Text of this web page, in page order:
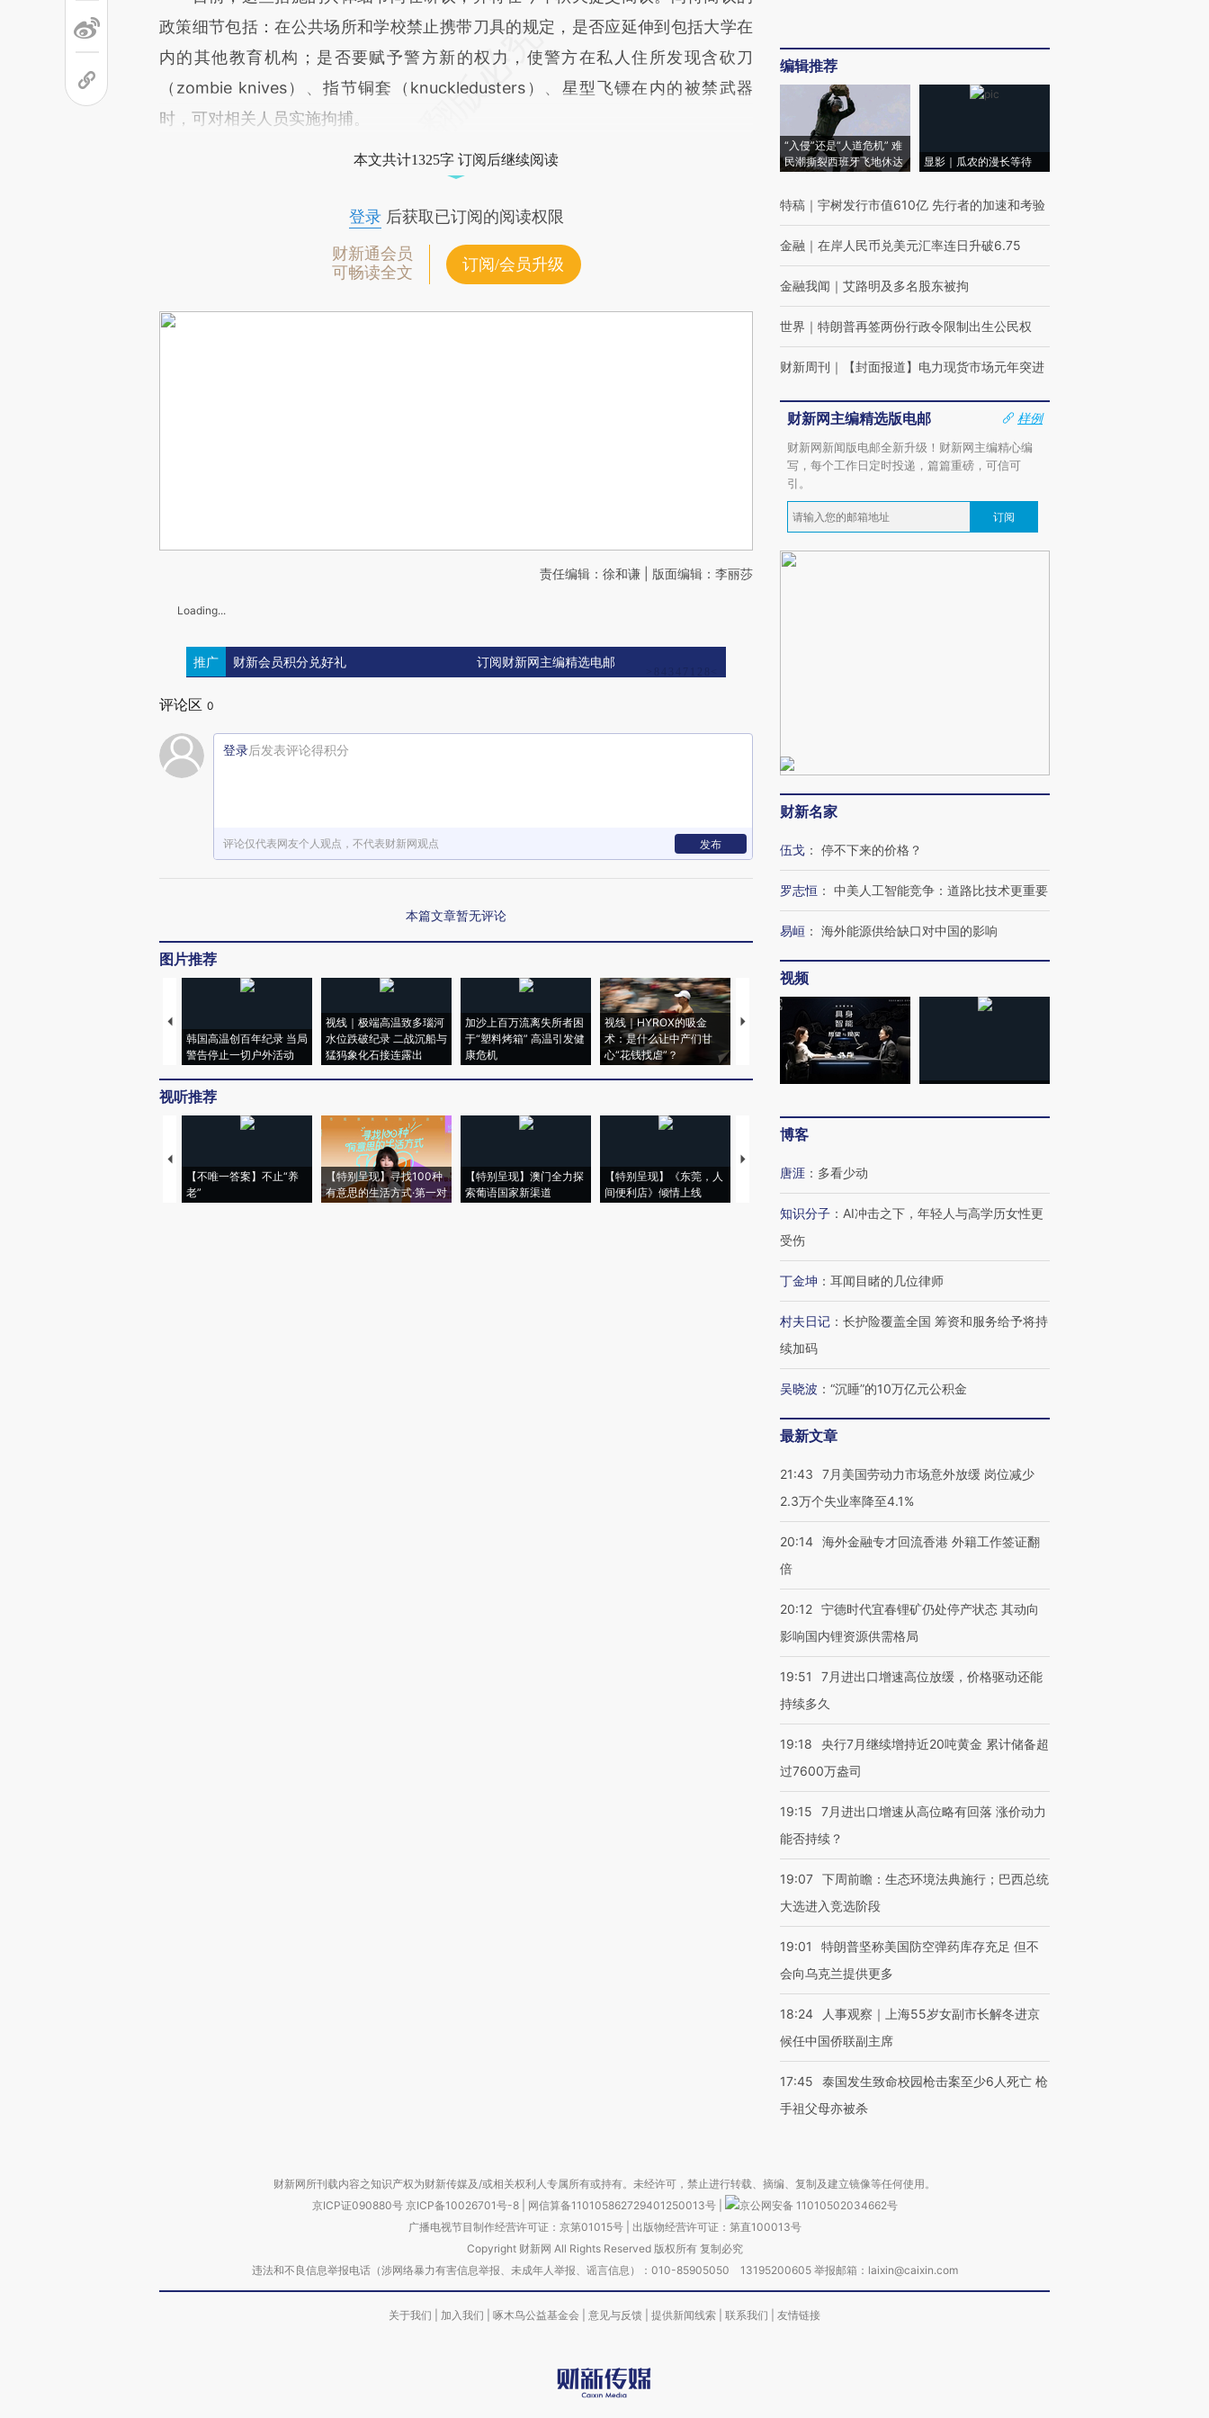
政策细节包括：在公共场所和学校禁止携带刀具的规定，是否应延伸到包括大学在
内的其他教育机构；是否要赋予警方新的权力，使警方在私人住所发现含砍刀
（zombie knives）、指节铜套（knuckledusters）、星型飞镖在内的被禁武器
时，可对相关人员实施拘捕。
本文共计1325字 订阅后继续阅读
登录后获取已订阅的阅读权限
财新通会员
可畅读全文
订阅/会员升级
责任编辑：徐和谦 | 版面编辑：李丽莎
Loading...
推广 财新会员积分兑好礼 订阅财新网主编精选电邮
评论区 0
登录后发表评论得积分
评论仅代表网友个人观点，不代表财新网观点 发布
本篇文章暂无评论
图片推荐
韩国高温创百年纪录 当局
警告停止一切户外活动
视线｜极端高温致多瑙河
水位跌破纪录 二战沉船与
猛犸象化石接连露出
加沙上百万流离失所者困
于“塑料烤箱” 高温引发健
康危机
视线｜HYROX的吸金
术：是什么让中产们甘
心“花钱找虐”？
马航飞行员跨国走私7万
粒摇头丸 尿检体内含3种
视线｜被称为“蟑螂”的印
度Z世代 用街头抗争将教
育部长拱下台
视听推荐
【不唯一答案】不止“养
老”
【特别呈现】寻找100种
有意思的生活方式·第一对
【特别呈现】澳门全力探
索葡语国家新渠道
【特别呈现】《东莞，人
间便利店》倾情上线
【推广】走进第四届链博
会，让数智科技“链”接产
有意思的生活方式·第三对
住三大增长引擎是什么？
编辑推荐
“入侵”还是“人道危机” 难
民潮撕裂西班牙飞地休达
显影｜瓜农的漫长等待
特稿 ｜ 宇树发行市值610亿 先行者的加速和考验
金融 ｜ 在岸人民币兑美元汇率连日升破6.75
金融我闻 ｜ 艾路明及多名股东被拘
世界 ｜ 特朗普再签两份行政令限制出生公民权
财新周刊 ｜ 【封面报道】电力现货市场元年突进
财新网主编精选版电邮
样例
财新网新闻版电邮全新升级！财新网主编精心编
写，每个工作日定时投递，篇篇重磅，可信可
引。
订阅
财新名家
伍戈 ： 停不下来的价格？
罗志恒 ： 中美人工智能竞争：道路比技术更重要
易峘 ： 海外能源供给缺口对中国的影响
视频
博客
唐涯 ： 多看少动
知识分子 ： AI冲击之下，年轻人与高学历女性更
受伤
丁金坤 ： 耳闻目睹的几位律师
村夫日记 ： 长护险覆盖全国 筹资和服务给予将持
续加码
吴晓波 ： “沉睡”的10万亿元公积金
最新文章
21:43
7月美国劳动力市场意外放缓 岗位减少
2.3万个失业率降至4.1%
20:14 海外金融专才回流香港 外籍工作签证翻
倍
20:12 宁德时代宜春锂矿仍处停产状态 其动向
影响国内锂资源供需格局
19:51
7月进出口增速高位放缓，价格驱动还能
持续多久
19:18
央行7月继续增持近20吨黄金 累计储备超
过7600万盎司
19:15
7月进出口增速从高位略有回落 涨价动力
能否持续？
19:07 下周前瞻：生态环境法典施行；巴西总统
大选进入竞选阶段
19:01
特朗普坚称美国防空弹药库存充足 但不
会向乌克兰提供更多
18:24
人事观察｜上海55岁女副市长解冬进京
候任中国侨联副主席
17:45
泰国发生致命校园枪击案至少6人死亡 枪
手祖父母亦被杀
财新网所刊载内容之知识产权为财新传媒及/或相关权利人专属所有或持有。未经许可，禁止进行转载、摘编、复制及建立镜像等任何使用。
京ICP证090880号 京ICP备10026701号-8 网信算备110105862729401250013号
京公网安备 11010502034662号
广播电视节目制作经营许可证：京第01015号| 出版物经营许可证：第直100013号
Copyright 财新网 All Rights Reserved 版权所有 复制必究
违法和不良信息举报电话（涉网络暴力有害信息举报、未成年人举报、谣言信息）：010-85905050 13195200605 举报邮箱：laixin@caixin.com
关于我们 加入我们 啄木鸟公益基金会 意见与反馈 提供新闻线索 联系我们 友情链接